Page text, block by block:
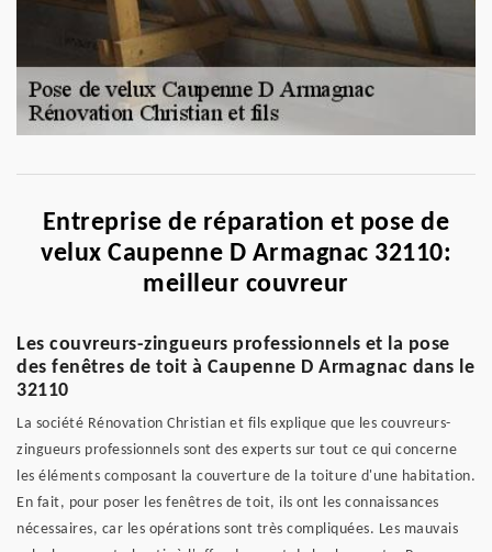
Entreprise de réparation et pose de
velux Caupenne D Armagnac 32110:
meilleur couvreur
Les couvreurs-zingueurs professionnels et la pose
des fenêtres de toit à Caupenne D Armagnac dans le
32110
La société Rénovation Christian et fils explique que les couvreurs-
zingueurs professionnels sont des experts sur tout ce qui concerne
les éléments composant la couverture de la toiture d'une habitation.
En fait, pour poser les fenêtres de toit, ils ont les connaissances
nécessaires, car les opérations sont très compliquées. Les mauvais